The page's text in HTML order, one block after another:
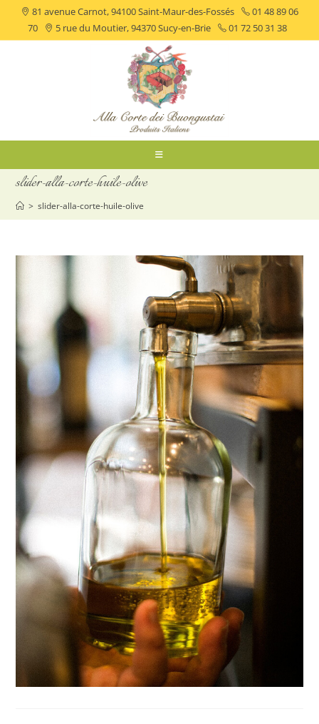
81 avenue Carnot, 94100 Saint-Maur-des-Fossés
01 48 89 06
70
5 rue du Moutier, 94370 Sucy-en-Brie 01 72 50 31 38
slider-alla-corte-huile-olive
> slider-alla-corte-huile-olive